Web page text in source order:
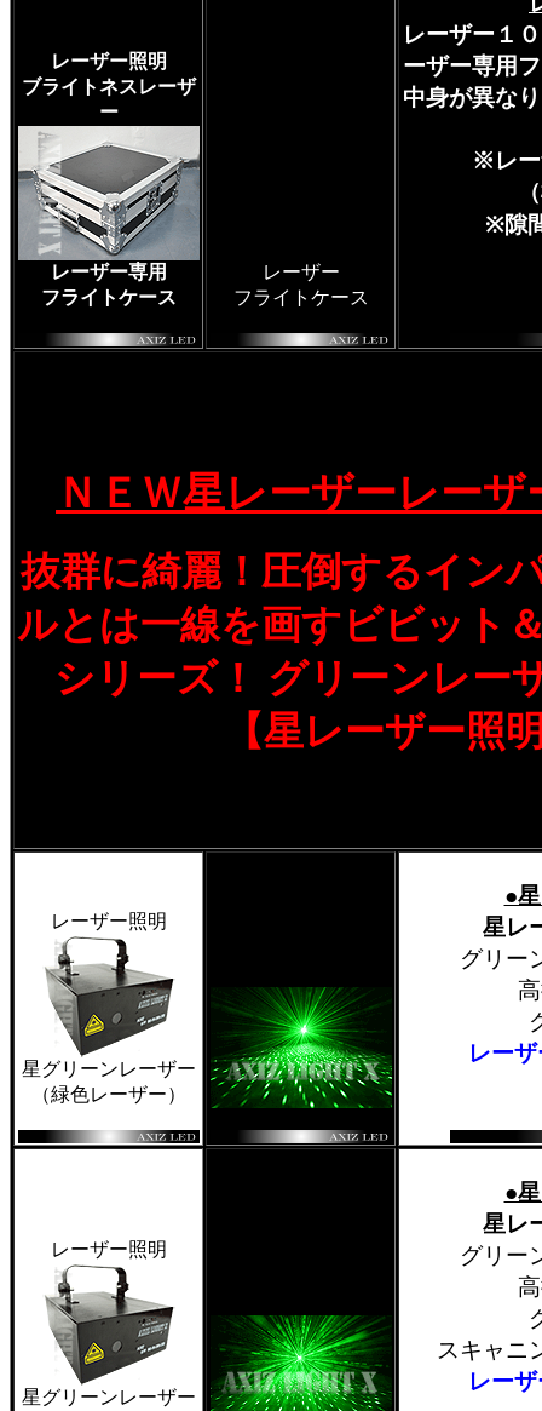
レーザー照明
ブライトネスレーザ
ー
レーザー専用
フライトケース
レーザー
フライトケース
レーザー１
ーザー専用
中身が異な
※レー
※隙
ＮＥＷ星レーザーレー
抜群に綺麗！圧倒するイン
ルとは一線を画すビビット
シリーズ！ グリーンレー
【星レーザー照
レーザー照明
星グリーンレーザー
（緑色レーザー）
●
星レ
グリー
レー
レーザー照明
星グリーンレーザー
●
星レ
グリー
スキャニ
レー